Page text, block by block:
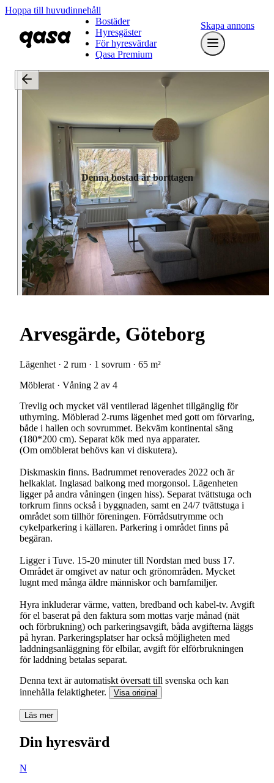
Hoppa till huvudinnehåll
Bostäder
Hyresgäster
För hyresvärdar
Qasa Premium
Skapa annons
Denna bostad är borttagen
Arvesgärde, Göteborg
Lägenhet · 2 rum · 1 sovrum · 65 m²
Möblerat · Våning 2 av 4
Trevlig och mycket väl ventilerad lägenhet tillgänglig för
uthyrning. Möblerad 2-rums lägenhet med gott om förvaring,
både i hallen och sovrummet. Bekväm kontinental säng
(180*200 cm). Separat kök med nya apparater.
(Om omöblerat behövs kan vi diskutera).
Diskmaskin finns. Badrummet renoverades 2022 och är
helkaklat. Inglasad balkong med morgonsol. Lägenheten
ligger på andra våningen (ingen hiss). Separat tvättstuga och
torkrum finns också i byggnaden, samt en 24/7 tvättstuga i
området som tillhör föreningen. Förrådsutrymme och
cykelparkering i källaren. Parkering i området finns på
begäran.
Ligger i Tuve. 15-20 minuter till Nordstan med buss 17.
Området är omgivet av natur och grönområden. Mycket
lugnt med många äldre människor och barnfamiljer.
Hyra inkluderar värme, vatten, bredband och kabel-tv. Avgift
för el baserat på den faktura som mottas varje månad (nät
och förbrukning) och parkeringsavgift, båda avgifterna läggs
på hyran. Parkeringsplatser har också möjligheten med
laddningsanläggning för elbilar, avgift för elförbrukningen
för laddning betalas separat.
Denna text är automatiskt översatt till svenska och kan
innehålla felaktigheter.
Visa original
Läs mer
Din hyresvärd
N